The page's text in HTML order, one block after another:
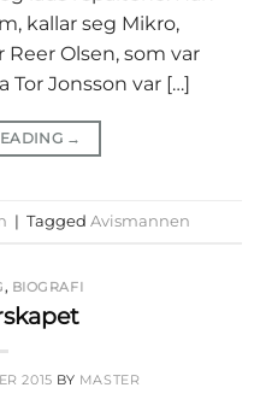
kallar seg Mikro,
Olsen, som var
Tor Jonsson var […]
→
| Tagged Avismannen
, BIOGRAFI
2015 BY MASTER